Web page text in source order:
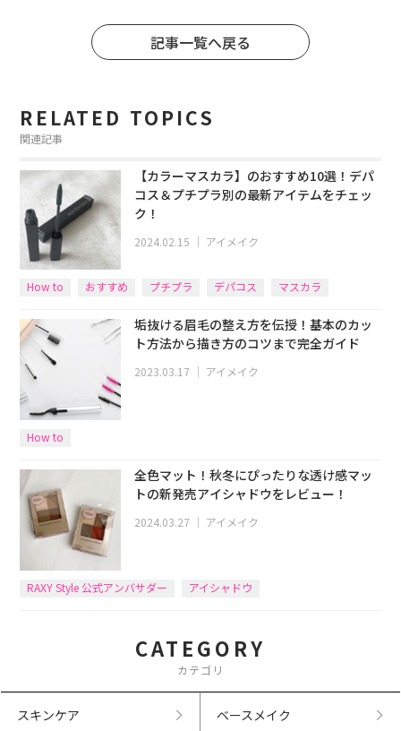
記事一覧へ戻る
RELATED TOPICS
関連記事
【カラーマスカラ】のおすすめ10選！デパ
コス＆プチプラ別の最新アイテムをチェッ
ク！
2024.02.15 ｜ アイメイク
How to おすすめ プチプラ デパコス マスカラ
垢抜ける眉毛の整え方を伝授！基本のカッ
ト方法から描き方のコツまで完全ガイド
2023.03.17 ｜ アイメイク
How to
全色マット！秋冬にぴったりな透け感マッ
トの新発売アイシャドウをレビュー！
2024.03.27 ｜ アイメイク
RAXY Style 公式アンバサダー アイシャドウ
CATEGORY
カテゴリ
スキンケア ベースメイク